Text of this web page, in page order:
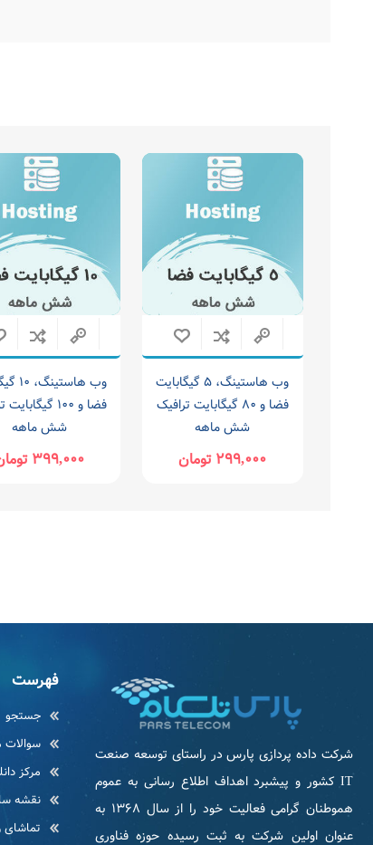
وب هاستینگ، ۵ گیگابایت
فضا و ۸۰ گیگابایت ترافیک
شش ماهه
۲۹۹,۰۰۰ تومان
وب
فضا و ۱۰۰
شش ماهه
۳۹۹,۰۰۰ تومان
شرکت داده پردازی پارس در راستای توسعه صنعت
IT كشور و پیشبرد اهداف اطلاع رسانی به عموم
هموطنان گرامی فعاليت خود را از سال ۱۳۶۸ به
عنوان اولین شرکت به ثبت رسیده حوزه فناوری
فهرست
جستجو
سوالات
مرکز
نقشه
تماشای